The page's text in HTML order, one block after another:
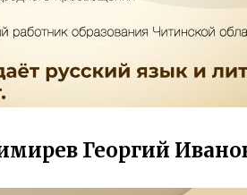
Георгий